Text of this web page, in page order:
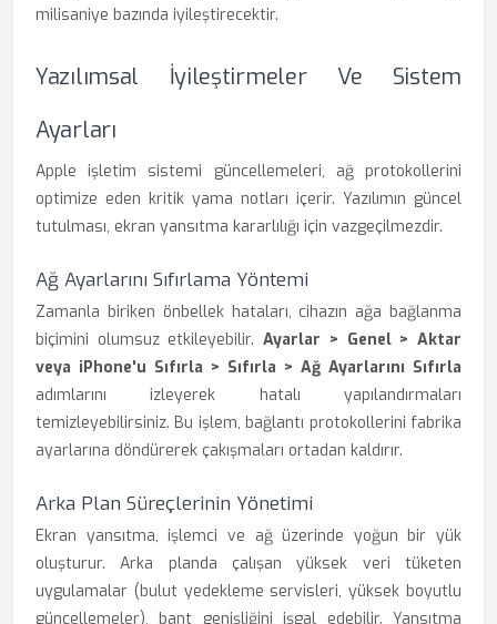
milisaniye bazında iyileştirecektir.
Yazılımsal İyileştirmeler Ve Sistem
Ayarları
Apple işletim sistemi güncellemeleri, ağ protokollerini
optimize eden kritik yama notları içerir. Yazılımın güncel
tutulması, ekran yansıtma kararlılığı için vazgeçilmezdir.
Ağ Ayarlarını Sıfırlama Yöntemi
Zamanla biriken önbellek hataları, cihazın ağa bağlanma
biçimini olumsuz etkileyebilir.Ayarlar > Genel > Aktar
veya iPhone'u Sıfırla > Sıfırla > Ağ Ayarlarını Sıfırla
adımlarını izleyerek hatalı yapılandırmaları
temizleyebilirsiniz. Bu işlem, bağlantı protokollerini fabrika
ayarlarına döndürerek çakışmaları ortadan kaldırır.
Arka Plan Süreçlerinin Yönetimi
Ekran yansıtma, işlemci ve ağ üzerinde yoğun bir yük
oluşturur. Arka planda çalışan yüksek veri tüketen
uygulamalar (bulut yedekleme servisleri, yüksek boyutlu
güncellemeler), bant genişliğini işgal edebilir. Yansıtma